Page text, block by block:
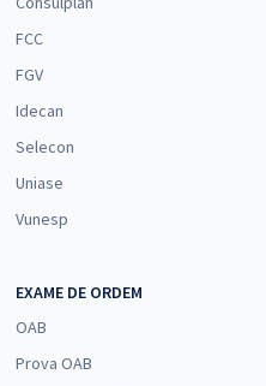
FCC
FGV
Idecan
Selecon
Uniase
Vunesp
EXAME DE ORDEM
OAB
Prova OAB